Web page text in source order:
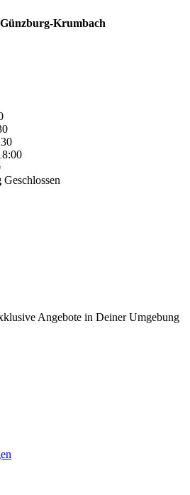
Krumbach
Geschlossen